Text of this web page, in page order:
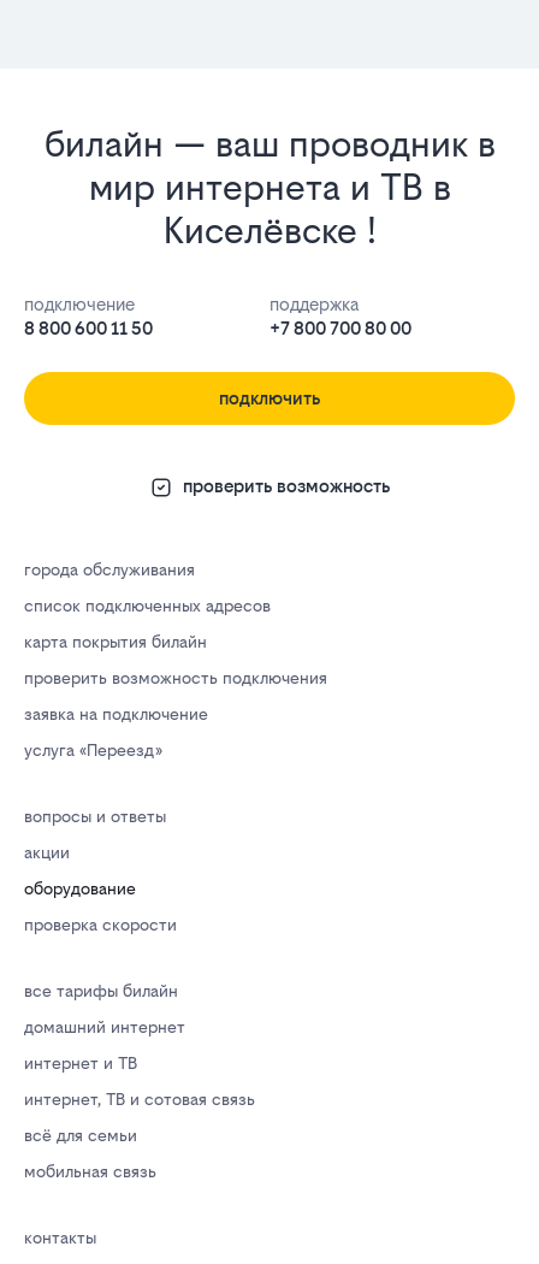
билайн — ваш проводник в
мир интернета и ТВ в
Киселёвске !
подключение
8 800 600 11 50
поддержка
+7 800 700 80 00
подключить
проверить возможность
города обслуживания
список подключенных адресов
карта покрытия билайн
проверить возможность подключения
заявка на подключение
услуга «Переезд»
вопросы и ответы
акции
оборудование
проверка скорости
все тарифы билайн
домашний интернет
интернет и ТВ
интернет, ТВ и сотовая связь
всё для семьи
мобильная связь
контакты